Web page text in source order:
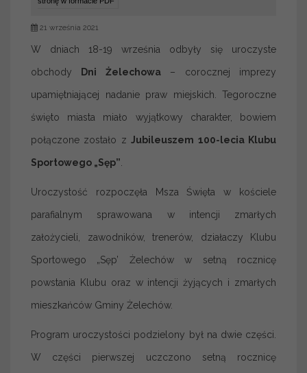
21 września 2021
W dniach 18-19 września odbyły się uroczyste
obchody Dni Żelechowa– corocznej imprezy
upamiętniającej nadanie praw miejskich. Tegoroczne
święto miasta miało wyjątkowy charakter, bowiem
połączone zostało zJubileuszem 100-lecia Klubu
Sportowego „Sęp”
Uroczystość rozpoczęła Msza Święta w kościele
parafialnym sprawowana w intencji zmarłych
założycieli, zawodników, trenerów, działaczy Klubu
Sportowego „Sęp’ Żelechów w setną rocznicę
powstania Klubu oraz w intencji żyjących i zmarłych
mieszkańców Gminy Żelechów.
Program uroczystości podzielony był na dwie części.
W części pierwszej uczczono setną rocznicę